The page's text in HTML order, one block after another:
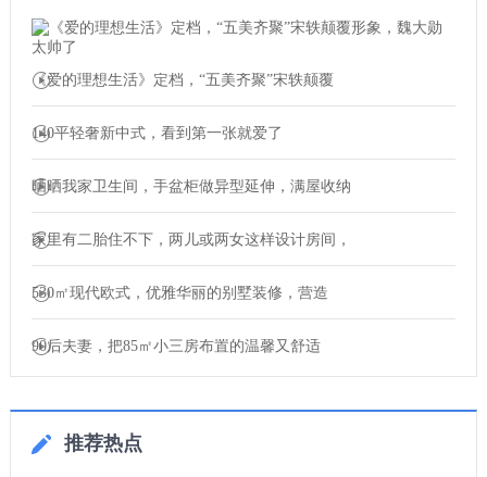
《爱的理想生活》定档，“五美齐聚”宋轶颠覆
140平轻奢新中式，看到第一张就爱了
晒晒我家卫生间，手盆柜做异型延伸，满屋收纳
家里有二胎住不下，两儿或两女这样设计房间，
530㎡现代欧式，优雅华丽的别墅装修，营造
90后夫妻，把85㎡小三房布置的温馨又舒适
推荐热点